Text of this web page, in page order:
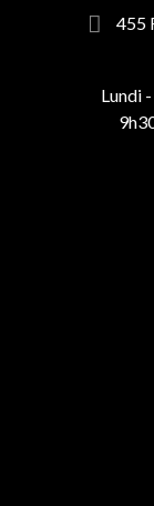
455
Lundi